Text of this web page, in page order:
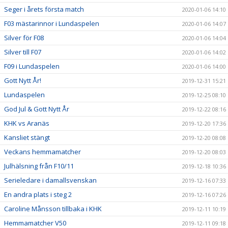
Seger i årets första match 2020-01-06 14:10
F03 mästarinnor i Lundaspelen 2020-01-06 14:07
Silver för F08 2020-01-06 14:04
Silver till F07 2020-01-06 14:02
F09 i Lundaspelen 2020-01-06 14:00
Gott Nytt År! 2019-12-31 15:21
Lundaspelen 2019-12-25 08:10
God Jul & Gott Nytt År 2019-12-22 08:16
KHK vs Aranäs 2019-12-20 17:36
Kansliet stängt 2019-12-20 08:08
Veckans hemmamatcher 2019-12-20 08:03
Julhälsning från F10/11 2019-12-18 10:36
Serieledare i damallsvenskan 2019-12-16 07:33
En andra plats i steg 2 2019-12-16 07:26
Caroline Månsson tillbaka i KHK 2019-12-11 10:19
Hemmamatcher V50 2019-12-11 09:18